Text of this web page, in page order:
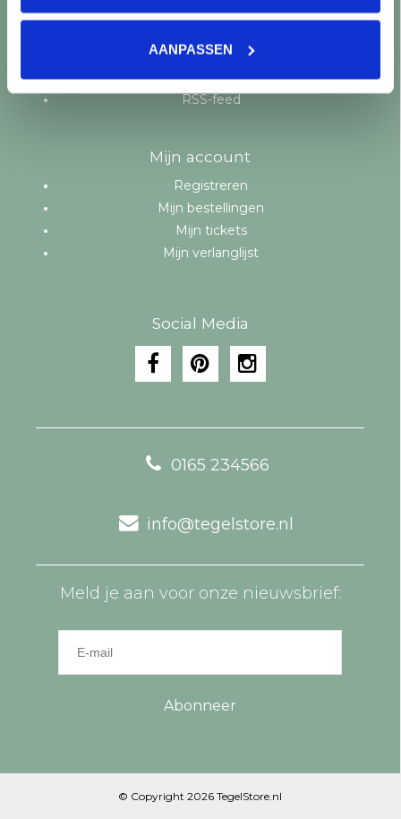
AANPASSEN
Nieuwe producten
Merken
Tags
RSS-feed
Mijn account
Registreren
Mijn bestellingen
Mijn tickets
Mijn verlanglijst
Social Media
0165 234566
info@tegelstore.nl
Meld je aan voor onze nieuwsbrief:
Abonneer
© Copyright 2026 TegelStore.nl